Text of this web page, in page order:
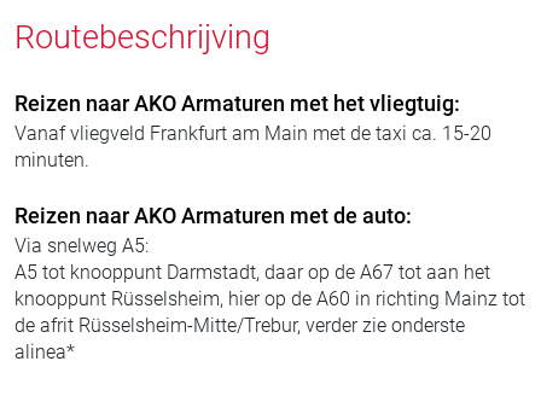
Routebeschrijving
Reizen naar AKO Armaturen met het vliegtuig:
Vanaf vliegveld Frankfurt am Main met de taxi ca. 15-20
minuten.
Reizen naar AKO Armaturen met de auto:
Via snelweg A5:
A5 tot knooppunt Darmstadt, daar op de A67 tot aan het
knooppunt Rüsselsheim, hier op de A60 in richting Mainz tot
de afrit Rüsselsheim-Mitte/Trebur, verder zie onderste
alinea*